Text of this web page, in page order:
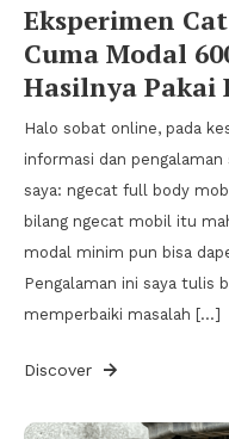
Eksperimen
Cuma Modal
Hasilnya Pakai
Halo sobat online, pada
informasi dan
saya: ngecat full body
bilang ngecat mobil itu
modal minim pun bisa
Pengalaman ini saya tulis
memperbaiki masalah […]
Discover